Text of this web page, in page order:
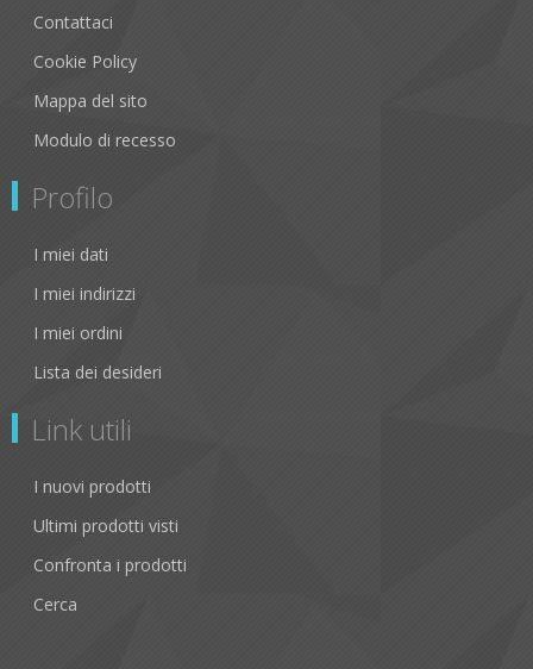
Contattaci
Cookie Policy
Mappa del sito
Modulo di recesso
Profilo
I miei dati
I miei indirizzi
I miei ordini
Lista dei desideri
Link utili
I nuovi prodotti
Ultimi prodotti visti
Confronta i prodotti
Cerca